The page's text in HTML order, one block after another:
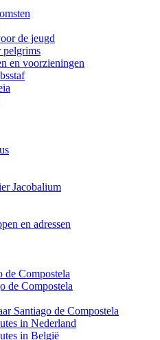
de jeugd
pelgrims
en voorzieningen
Jacobalium
en adressen
de Compostela
de Compostela
Santiago de Compostela
in Nederland
in België